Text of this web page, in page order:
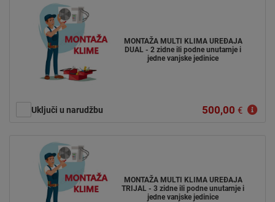
MONTAŽA MULTI KLIMA UREĐAJA
DUAL - 2 zidne ili podne unutarnje i
jedne vanjske jedinice
Uključi u narudžbu 500,00 €
MONTAŽA MULTI KLIMA UREĐAJA
TRIJAL - 3 zidne ili podne unutarnje i
jedne vanjske jedinice